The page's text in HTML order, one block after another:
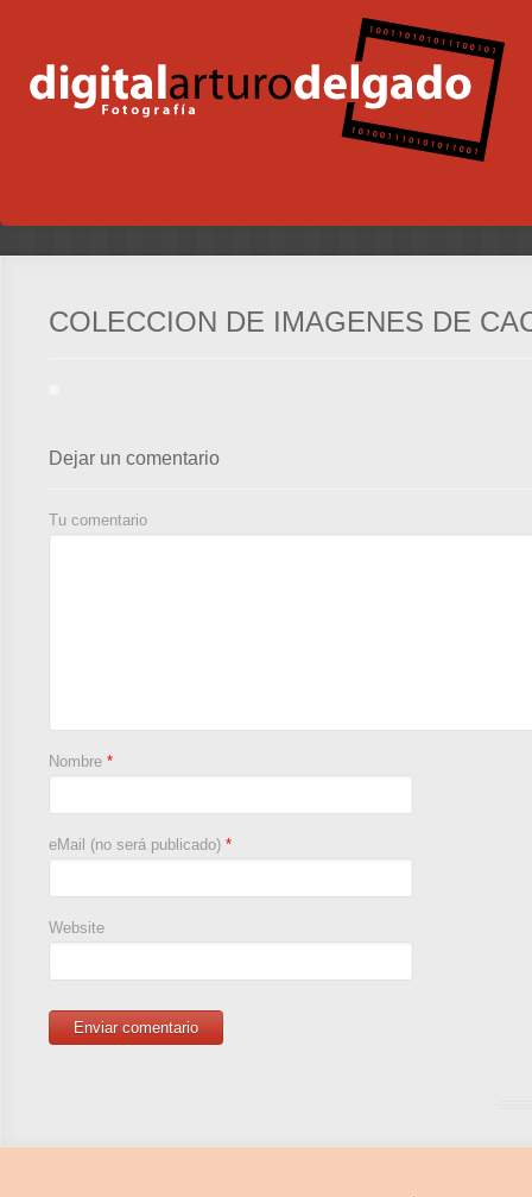
COLECCION DE IMAGENES DE
Dejar un comentario
Tu comentario
Nombre *
eMail (no será publicado) *
Website